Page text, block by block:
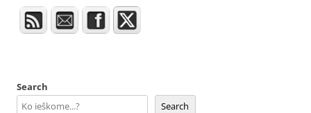
Search
Search